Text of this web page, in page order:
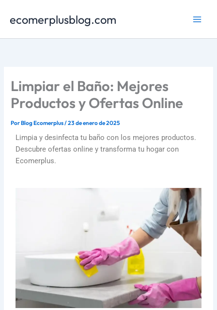
ecomerplusblog.com
Limpiar el Baño: Mejores
Productos y Ofertas Online
PorBlog Ecomerplus/23 de enero de 2025
Limpia y desinfecta tu baño con los mejores productos.
Descubre ofertas online y transforma tu hogar con
Ecomerplus.